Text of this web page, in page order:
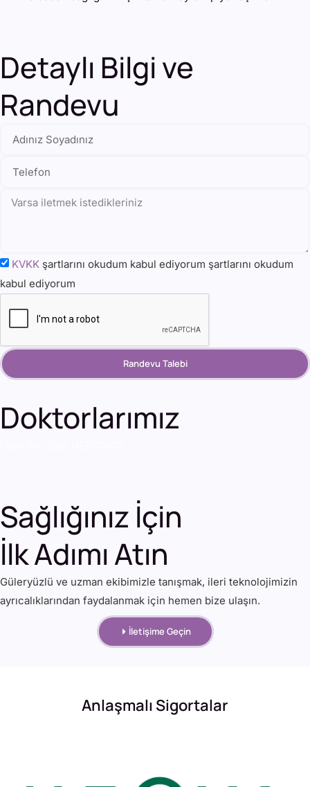
Detaylı Bilgi ve
Randevu
KVKK şartlarını okudum kabul ediyorum şartlarını okudum
kabul ediyorum
Randevu Talebi
Doktorlarımız
Sağlığınız İçin
İlk Adımı Atın
Güleryüzlü ve uzman ekibimizle tanışmak, ileri teknolojimizin
ayrıcalıklarından faydalanmak için hemen bize ulaşın.
İletişime Geçin
Anlaşmalı Sigortalar